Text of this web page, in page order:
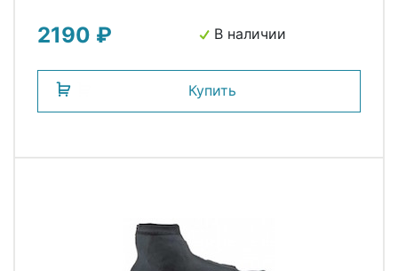
2190 ₽ В наличии
Купить